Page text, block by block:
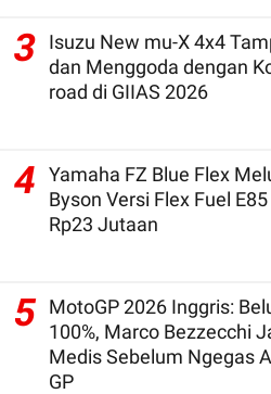
3
Isuzu New mu-X 4x4
dan Menggoda dengan
road di GIIAS 2026
4
Yamaha FZ Blue Flex
Byson Versi Flex Fuel
Rp23 Jutaan
5 MotoGP 2026 Inggris:
100%, Marco Bezzecchi
Medis Sebelum Ngegas
GP